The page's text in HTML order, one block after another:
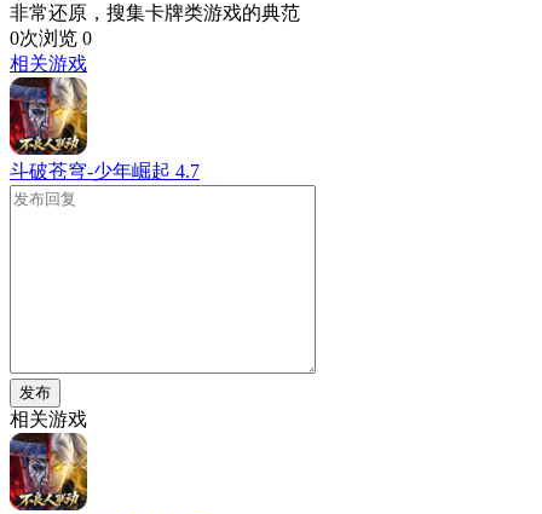
非常还原，搜集卡牌类游戏的典范
0次浏览 0
相关游戏
斗破苍穹-少年崛起 4.7
发布
相关游戏